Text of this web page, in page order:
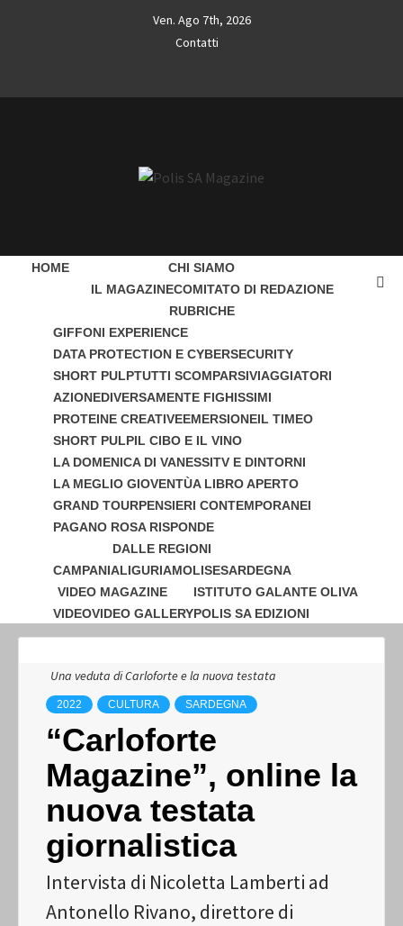
Ven. Ago 7th, 2026
Contatti
MAGAZINE
HOME
CHI SIAMO
IL MAGAZINECOMITATO DI REDAZIONE
RUBRICHE
GIFFONI EXPERIENCE
DATA PROTECTION E CYBERSECURITY
SHORT PULPTUTTI SCOMPARSIVIAGGIATORI
AZIONEDIVERSAMENTE FIGHISSIMI
PROTEINE CREATIVEEMERSIONEIL TIMEO
SHORT PULPIL CIBO E IL VINO
LA DOMENICA DI VANESSITV E DINTORNI
LA MEGLIO GIOVENTÙA LIBRO APERTO
GRAND TOURPENSIERI CONTEMPORANEI
PAGANO ROSA RISPONDE
DALLE REGIONI
CAMPANIALIGURIAMOLISESARDEGNA
VIDEO MAGAZINE
VIDEOVIDEO GALLERY
ISTITUTO GALANTE OLIVA
POLIS SA EDIZIONI
Una veduta di Carloforte e la nuova testata
2022 CULTURA SARDEGNA
“Carloforte
Magazine”, online la
nuova testata
giornalistica
Intervista di Nicoletta Lamberti ad
Antonello Rivano, direttore di